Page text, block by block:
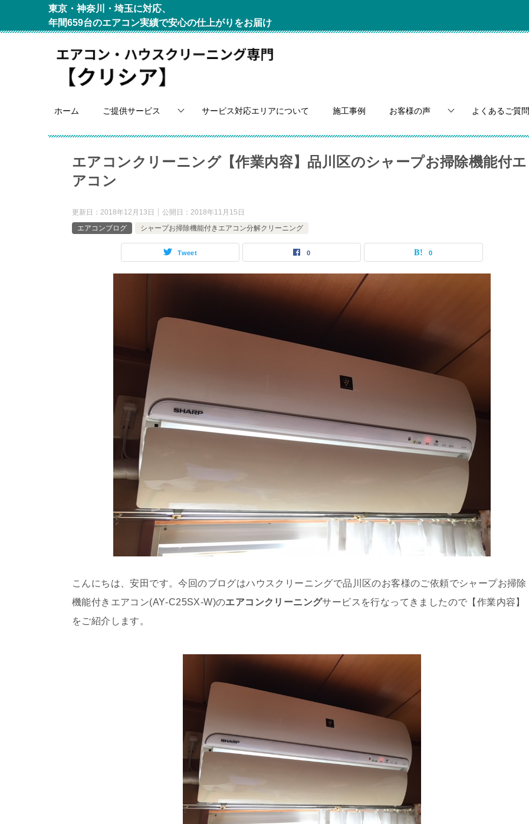
東京・神奈川・埼玉に対応、
年間659台のエアコン実績で安心の仕上がりをお届け
ホーム ご提供サービス サービス対応エリアについて 施工事例 お客様の声 よくあるご質問
エアコンクリーニング【作業内容】品川区のシャープお掃除機能付エ
アコン
更新日： 2018年12月13日 公開日： 2018年11月15日
エアコンブログ
シャープお掃除機能付きエアコン分解クリーニング
Tweet 0 0
こんにちは、安田です。今回のブログはハウスクリーニングで品川区のお客様のご依頼でシャープお掃除
機能付きエアコン(AY‐C25SX‐W)のエアコンクリーニングサービスを行なってきましたので【作業内容】
をご紹介します。